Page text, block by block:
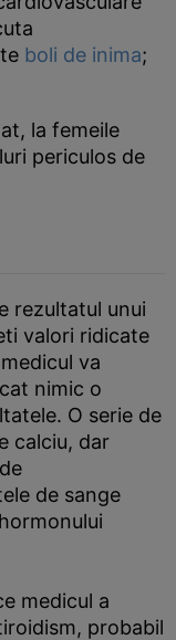
boli de inima;
la femeile
periculos de
rezultatul unui
valori ridicate
va
nimic o
O serie de
calciu, dar
de sange
medicul a
probabil